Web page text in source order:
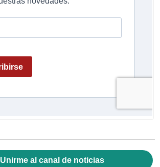
Unirme al canal de noticias